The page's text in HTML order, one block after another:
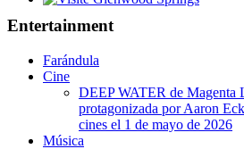
Entertainment
Farándula
Cine
DEEP WATER de Magenta
protagonizada por Aaron
cines el 1 de mayo de 2026
Música